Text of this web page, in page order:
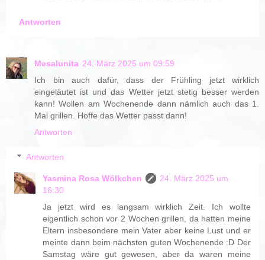
Antworten
Mesalunita 24. März 2025 um 09:59
Ich bin auch dafür, dass der Frühling jetzt wirklich
eingeläutet ist und das Wetter jetzt stetig besser werden
kann! Wollen am Wochenende dann nämlich auch das 1.
Mal grillen. Hoffe das Wetter passt dann!
Antworten
Antworten
Yasmina Rosa Wölkchen
24. März 2025 um
16:30
Ja jetzt wird es langsam wirklich Zeit. Ich wollte
eigentlich schon vor 2 Wochen grillen, da hatten meine
Eltern insbesondere mein Vater aber keine Lust und er
meinte dann beim nächsten guten Wochenende :D Der
Samstag wäre gut gewesen, aber da waren meine